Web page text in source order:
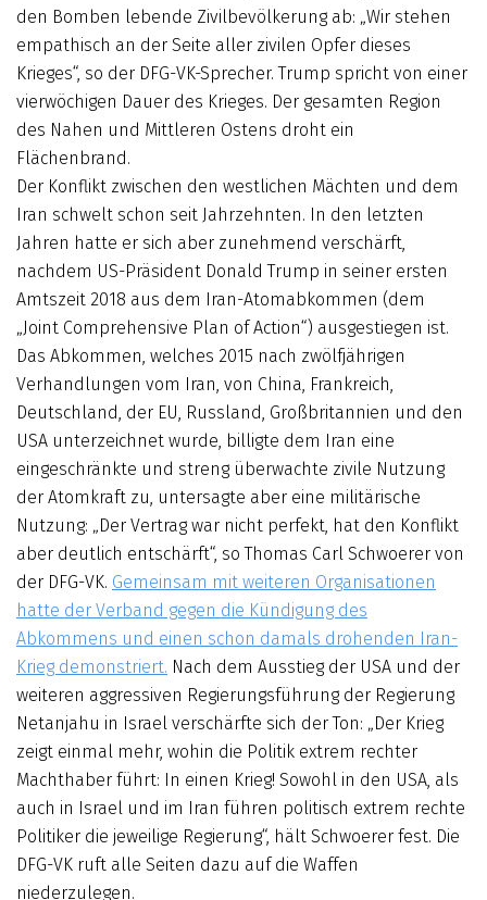
den Bomben lebende Zivilbevölkerung ab: „Wir stehen
empathisch an der Seite aller zivilen Opfer dieses
Krieges“, so der DFG-VK-Sprecher. Trump spricht von einer
vierwöchigen Dauer des Krieges. Der gesamten Region
des Nahen und Mittleren Ostens droht ein
Flächenbrand.
Der Konflikt zwischen den westlichen Mächten und dem
Iran schwelt schon seit Jahrzehnten. In den letzten
Jahren hatte er sich aber zunehmend verschärft,
nachdem US-Präsident Donald Trump in seiner ersten
Amtszeit 2018 aus dem Iran-Atomabkommen (dem
„Joint Comprehensive Plan of Action“) ausgestiegen ist.
Das Abkommen, welches 2015 nach zwölfjährigen
Verhandlungen vom Iran, von China, Frankreich,
Deutschland, der EU, Russland, Großbritannien und den
USA unterzeichnet wurde, billigte dem Iran eine
eingeschränkte und streng überwachte zivile Nutzung
der Atomkraft zu, untersagte aber eine militärische
Nutzung: „Der Vertrag war nicht perfekt, hat den Konflikt
aber deutlich entschärft“, so Thomas Carl Schwoerer von
der DFG-VK. Gemeinsam mit weiteren Organisationen
hatte der Verband gegen die Kündigung des
Abkommens und einen schon damals drohenden Iran-
Krieg demonstriert. Nach dem Ausstieg der USA und der
weiteren aggressiven Regierungsführung der Regierung
Netanjahu in Israel verschärfte sich der Ton: „Der Krieg
zeigt einmal mehr, wohin die Politik extrem rechter
Machthaber führt: In einen Krieg! Sowohl in den USA, als
auch in Israel und im Iran führen politisch extrem rechte
Politiker die jeweilige Regierung“, hält Schwoerer fest. Die
DFG-VK ruft alle Seiten dazu auf die Waffen
niederzulegen.